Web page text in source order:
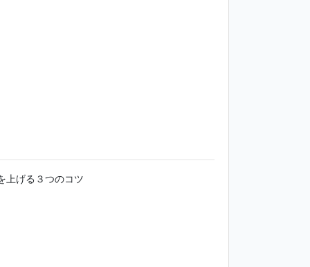
上げる３つのコツ